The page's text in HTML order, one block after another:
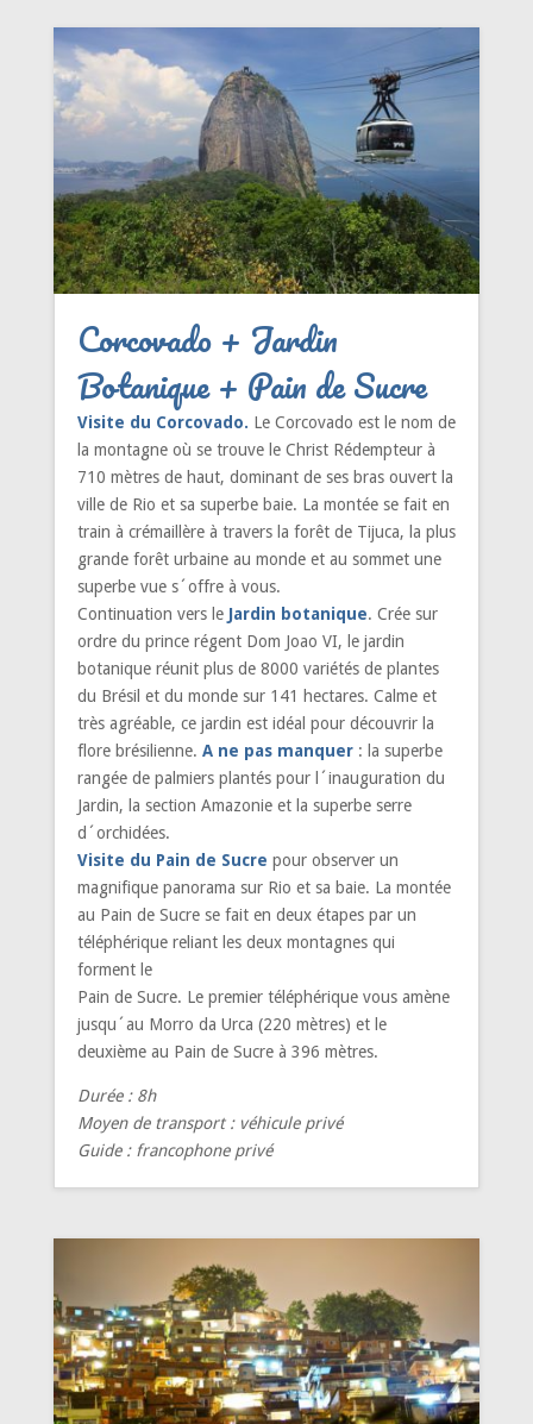
Corcovado + Jardin
Botanique + Pain de Sucre
Visite du Corcovado. Le Corcovado est le nom de
la montagne où se trouve le Christ Rédempteur à
710 mètres de haut, dominant de ses bras ouvert la
ville de Rio et sa superbe baie. La montée se fait en
train à crémaillère à travers la forêt de Tijuca, la plus
grande forêt urbaine au monde et au sommet une
superbe vue s´offre à vous.
Continuation vers le Jardin botanique. Crée sur
ordre du prince régent Dom Joao VI, le jardin
botanique réunit plus de 8000 variétés de plantes
du Brésil et du monde sur 141 hectares. Calme et
très agréable, ce jardin est idéal pour découvrir la
flore brésilienne. A ne pas manquer: la superbe
rangée de palmiers plantés pour l´inauguration du
Jardin, la section Amazonie et la superbe serre
d´orchidées.
Visite du Pain de Sucre pour observer un
magnifique panorama sur Rio et sa baie. La montée
au Pain de Sucre se fait en deux étapes par un
téléphérique reliant les deux montagnes qui
forment le
Pain de Sucre. Le premier téléphérique vous amène
jusqu´au Morro da Urca (220 mètres) et le
deuxième au Pain de Sucre à 396 mètres.
Durée : 8h
Moyen de transport : véhicule privé
Guide : francophone privé